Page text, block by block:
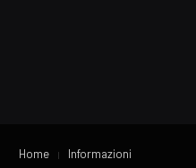
Home Informazioni